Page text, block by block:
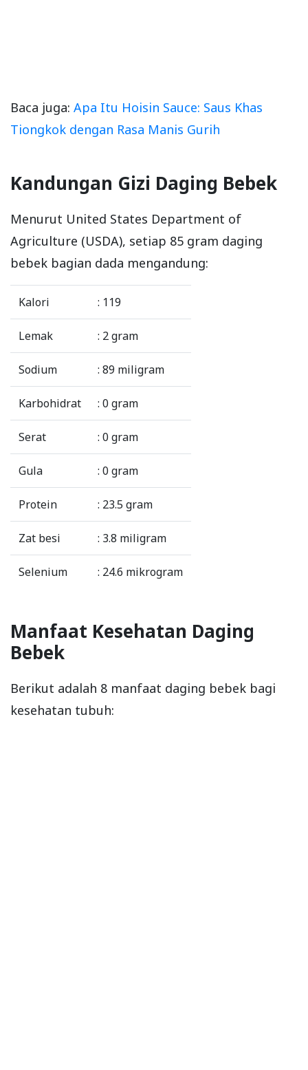
Baca juga: Apa Itu Hoisin Sauce: Saus Khas
Tiongkok dengan Rasa Manis Gurih
Kandungan Gizi Daging Bebek
Menurut United States Department of
Agriculture (USDA), setiap 85 gram daging
bebek bagian dada mengandung:
Kalori : 119
Lemak : 2 gram
Sodium : 89 miligram
Karbohidrat : 0 gram
Serat : 0 gram
Gula : 0 gram
Protein : 23.5 gram
Zat besi : 3.8 miligram
Selenium : 24.6 mikrogram
Manfaat Kesehatan Daging
Bebek
Berikut adalah 8 manfaat daging bebek bagi
kesehatan tubuh: